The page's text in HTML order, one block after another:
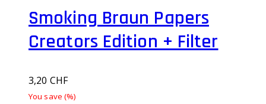
Smoking Braun Papers
Creators Edition + Filter
3,20 CHF
You save (%)